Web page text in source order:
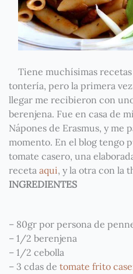
Tiene muchísimas
tontería, pero la primera
llegar me recibieron con
berenjena. Fue en casa de
Nápones de Erasmus, y me
momento. En el blog tengo
tomate casero, una
receta aqui, y la otra con la
INGREDIENTES
– 80gr por persona de
– 1/2 berenjena
– 1/2 cebolla
– 3 cdas de tomate frito